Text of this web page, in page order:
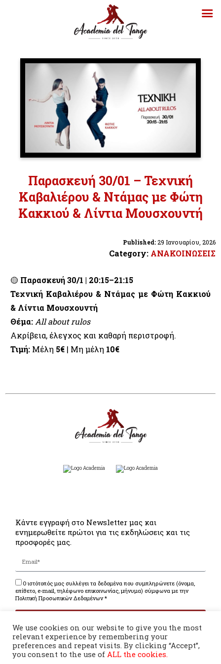
Παρασκευή 30/01 – Τεχνική
Καβαλιέρου & Ντάμας με Φώτη
Κακκιού & Λίντια Μουσχουντή
Published:29 Ιανουαρίου, 2026
Category: ΑΝΑΚΟΙΝΩΣΕΙΣ
🟡 Παρασκευή 30/1 | 20:15–21:15
Τεχνική Καβαλιέρου & Ντάμας με Φώτη Κακκιού
& Λίντια Μουσχουντή
Θέμα: All about rulos
Ακρίβεια, έλεγχος και καθαρή περιστροφή.
Τιμή: Μέλη 5€ | Μη μέλη 10€
Κάντε εγγραφή στο Newsletter μας και
ενημερωθείτε πρώτοι για τις εκδηλώσεις και τις
προσφορές μας.
Ο ιστότοπός μας συλλέγει τα δεδομένα που συμπληρώνετε (όνομα,
επίθετο, e-mail, τηλέφωνο επικοινωνίας, μήνυμα) σύμφωνα με την
Πολιτική Προσωπικών Δεδομένων *
We use cookies on our website to give you the most
relevant experience by remembering your
preferences and repeat visits. By clicking “Accept”,
you consent to the use of ALL the cookies.